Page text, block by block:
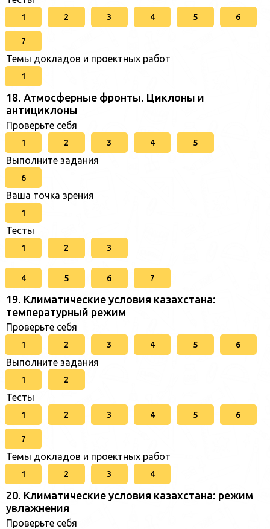
1 2 3 4 5 6
7
Темы докладов и проектных работ
1
18. Атмосферные фронты. Циклоны и
антициклоны
Проверьте себя
1 2 3 4 5
Выполните задания
6
Ваша точка зрения
1
Тесты
1 2 3
4 5 6 7
19. Климатические условия казахстана:
температурный режим
Проверьте себя
1 2 3 4 5 6
Выполните задания
1 2
Тесты
1 2 3 4 5 6
7
Темы докладов и проектных работ
1 2 3 4
20. Климатические условия казахстана: режим
увлажнения
Проверьте себя